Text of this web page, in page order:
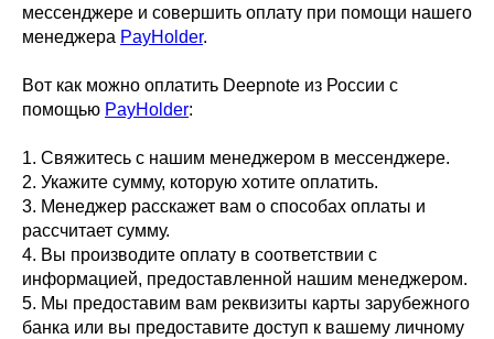
мессенджере и совершить оплату при помощи нашего
менеджера PayHolder.
Вот как можно оплатить Deepnote из России с
помощью PayHolder:
1. Свяжитесь с нашим менеджером в мессенджере.
2. Укажите сумму, которую хотите оплатить.
3. Менеджер расскажет вам о способах оплаты и
рассчитает сумму.
4. Вы производите оплату в соответствии с
информацией, предоставленной нашим менеджером.
5. Мы предоставим вам реквизиты карты зарубежного
банка или вы предоставите доступ к вашему личному